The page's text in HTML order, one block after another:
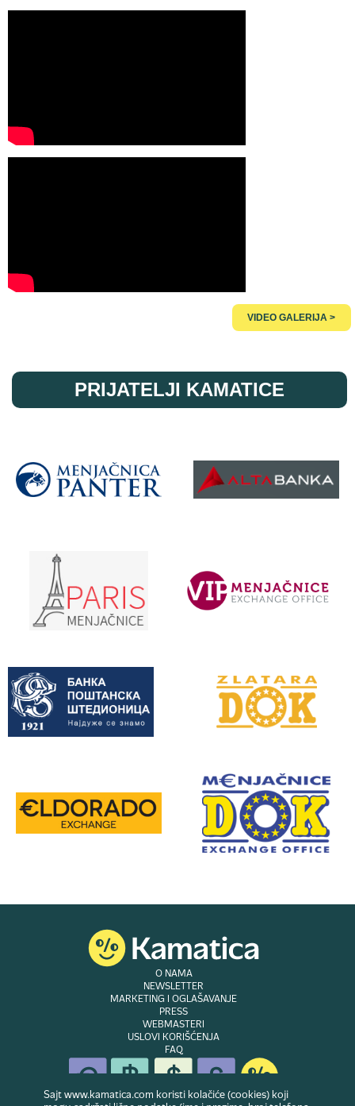
VIDEO GALERIJA >
PRIJATELJI KAMATICE
O NAMA
NEWSLETTER
MARKETING I OGLAŠAVANJE
PRESS
WEBMASTERI
USLOVI KORIŠĆENJA
FAQ
Sajt www.kamatica.com koristi kolačiće (cookies) koji